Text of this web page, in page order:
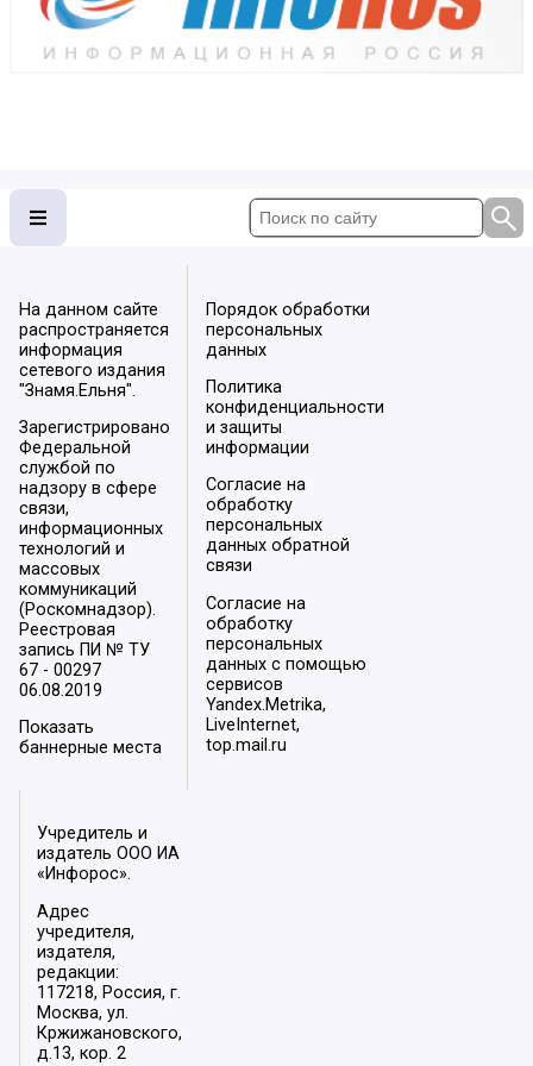
На данном сайте
распространяется
информация
сетевого издания
"Знамя.Ельня".
Зарегистрировано
Федеральной
службой по
надзору в сфере
связи,
информационных
технологий и
массовых
коммуникаций
(Роскомнадзор).
Реестровая
запись ПИ № ТУ
67 - 00297
06.08.2019
Показать
баннерные места
Порядок обработки
персональных
данных
Политика
конфиденциальности
и защиты
информации
Согласие на
обработку
персональных
данных обратной
связи
Согласие на
обработку
персональных
данных с помощью
сервисов
Yandex.Metrika,
LiveInternet,
top.mail.ru
Учредитель и
издатель ООО ИА
«Инфорос».
Адрес
учредителя,
издателя,
редакции:
117218, Россия, г.
Москва, ул.
Кржижановского,
д.13, кор. 2